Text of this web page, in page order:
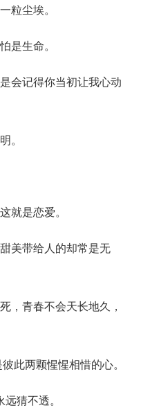
粒尘埃。
是生命。
会记得你当初让我心动
。
就是恋爱。
美带给人的却常是无
，青春不会天长地久，
此两颗惺惺相惜的心。
猜不透。